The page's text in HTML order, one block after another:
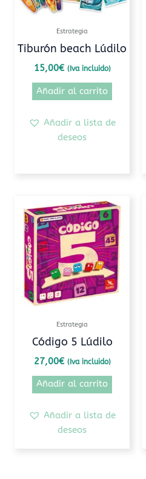
Estrategia
Tiburón beach Lúdilo
15,00€ (Iva incluido)
Añadir al carrito
Añadir a lista de
deseos
Estrategia
Código 5 Lúdilo
27,00€ (Iva incluido)
Añadir al carrito
Añadir a lista de
deseos